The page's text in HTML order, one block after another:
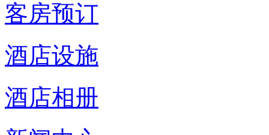
客房预订
酒店设施
酒店相册